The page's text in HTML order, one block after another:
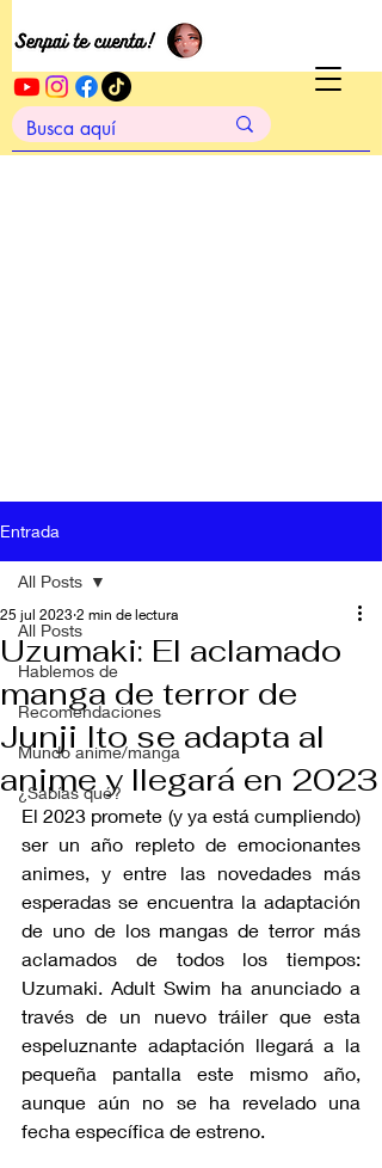
Entrada
All Posts
Hablemos de
Recomendaciones
Mundo anime/manga
¿Sabías qué?
All Posts
Uzumaki: El aclamado
manga de terror de
Junji Ito se adapta al
anime y llegará en 2023
25 jul 2023 2 min de lectura
El 2023 promete (y ya está cumpliendo)
ser un año repleto de emocionantes
animes, y entre las novedades más
esperadas se encuentra la adaptación
de uno de los mangas de terror más
aclamados de todos los tiempos:
Uzumaki. Adult Swim ha anunciado a
través de un nuevo tráiler que esta
espeluznante adaptación llegará a la
pequeña pantalla este mismo año,
aunque aún no se ha revelado una
fecha específica de estreno.